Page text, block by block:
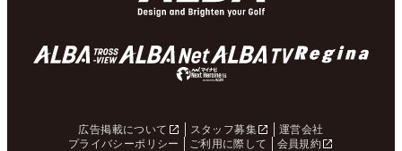
広告掲載について スタッフ募集
運営会社
プライバシーポリシー
ご利用に際して
会員規約